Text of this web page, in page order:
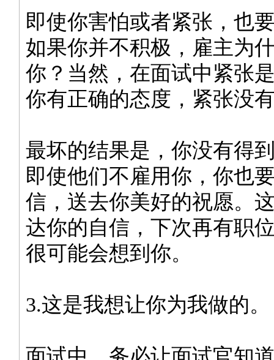
即使你害怕或者紧张，也
如果你并不积极，雇主为
你？当然，在面试中紧张
你有正确的态度，紧张没
最坏的结果是，你没有得
即使他们不雇用你，你也
信，送去你美好的祝愿。
达你的自信，下次再有职
很可能会想到你。
3.这是我想让你为我做的。